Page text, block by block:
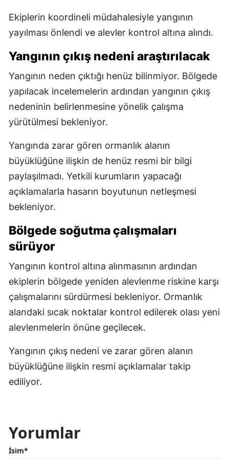
Ekiplerin koordineli müdahalesiyle yangının
yayılması önlendi ve alevler kontrol altına alındı.
Yangının çıkış nedeni araştırılacak
Yangının neden çıktığı henüz bilinmiyor. Bölgede
yapılacak incelemelerin ardından yangının çıkış
nedeninin belirlenmesine yönelik çalışma
yürütülmesi bekleniyor.
Yangında zarar gören ormanlık alanın
büyüklüğüne ilişkin de henüz resmi bir bilgi
paylaşılmadı. Yetkili kurumların yapacağı
açıklamalarla hasarın boyutunun netleşmesi
bekleniyor.
Bölgede soğutma çalışmaları
sürüyor
Yangının kontrol altına alınmasının ardından
ekiplerin bölgede yeniden alevlenme riskine karşı
çalışmalarını sürdürmesi bekleniyor. Ormanlık
alandaki sıcak noktalar kontrol edilerek olası yeni
alevlenmelerin önüne geçilecek.
Yangının çıkış nedeni ve zarar gören alanın
büyüklüğüne ilişkin resmi açıklamalar takip
ediliyor.
Yorumlar
İsim*